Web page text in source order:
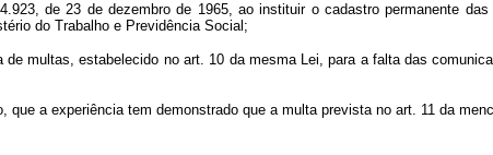
de 23 de dezembro de 1965, ao instituir o cadastro permanente
do Trabalho e Previdência Social;
de multas, estabelecido no art. 10 da mesma Lei, para a falta das
que a experiência tem demonstrado que a multa prevista no art. 11 da